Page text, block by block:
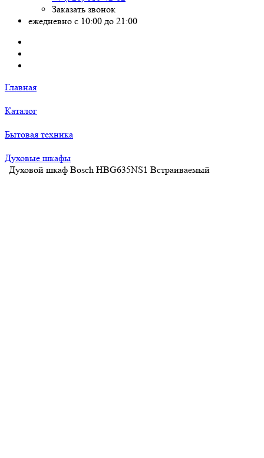
Заказать звонок
ежедневно с 10:00 до 21:00
Главная
Каталог
Бытовая техника
Духовые шкафы
Духовой шкаф Bosch HBG635NS1 Встраиваемый